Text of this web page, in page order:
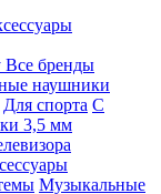
Все бренды
наушники
Для спорта С
3,5 мм
Музыкальные